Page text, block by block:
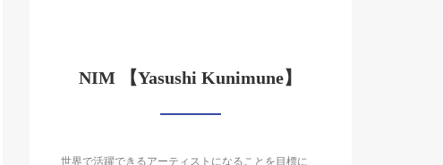
NIM 【Yasushi Kunimune】
世界で活躍できるアーティストになることを目標に